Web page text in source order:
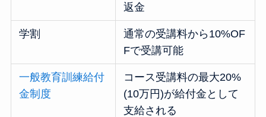
返金
学割
通常の受講料から10%OF
Fで受講可能
一般教育訓練給付
金制度
コース受講料の最大20%
(10万円)が給付金として
支給される